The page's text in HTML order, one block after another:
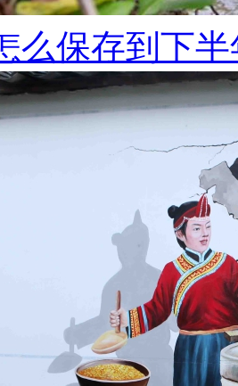
么保存到下半